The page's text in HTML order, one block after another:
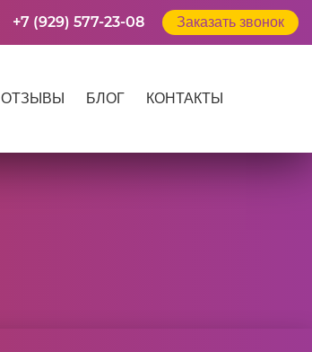
+7 (929) 577-23-08 Заказать звонок
ОТЗЫВЫ БЛОГ КОНТАКТЫ